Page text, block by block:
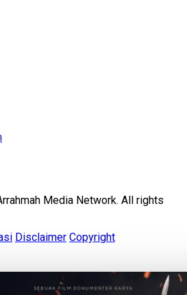
Media Network. All rights
Disclaimer Copyright